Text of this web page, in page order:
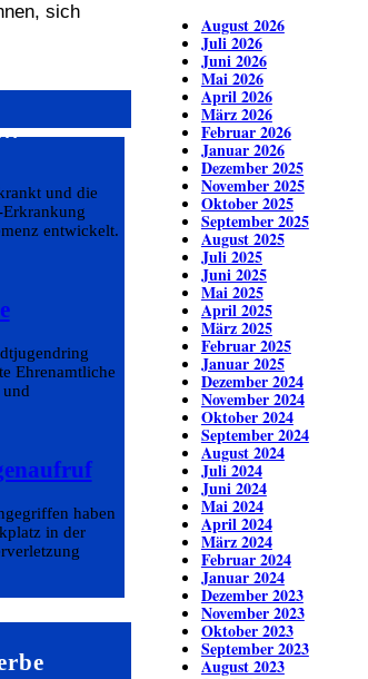
sich
und die
entwickelt.
Ehrenamtliche
haben
in der
August 2026
Juli 2026
Juni 2026
Mai 2026
April 2026
März 2026
Februar 2026
Januar 2026
Dezember 2025
November 2025
Oktober 2025
September 2025
August 2025
Juli 2025
Juni 2025
Mai 2025
April 2025
März 2025
Februar 2025
Januar 2025
Dezember 2024
November 2024
Oktober 2024
September 2024
August 2024
Juli 2024
Juni 2024
Mai 2024
April 2024
März 2024
Februar 2024
Januar 2024
Dezember 2023
November 2023
Oktober 2023
September 2023
August 2023